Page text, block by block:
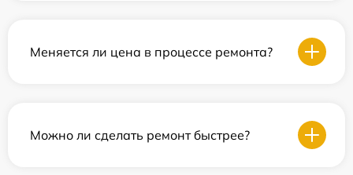
Меняется ли цена в процессе ремонта?
Можно ли сделать ремонт быстрее?